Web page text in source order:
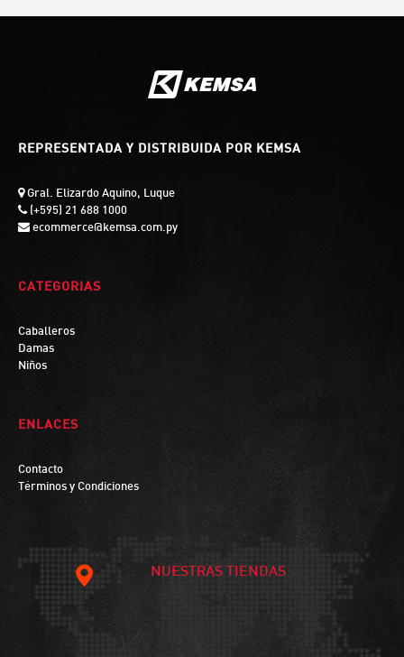
REPRESENTADA Y DISTRIBUIDA POR KEMSA
Gral. Elizardo Aquino, Luque
(+595) 21 688 1000
ecommerce@kemsa.com.py
CATEGORIAS
Caballeros
Damas
Niños
ENLACES
Contacto
Términos y Condiciones
NUESTRAS TIENDAS